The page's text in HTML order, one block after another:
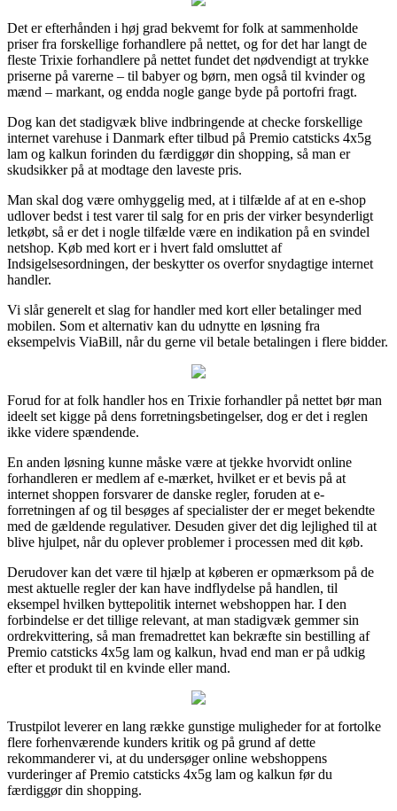
Det er efterhånden i høj grad bekvemt for folk at sammenholde
priser fra forskellige forhandlere på nettet, og for det har langt de
fleste Trixie forhandlere på nettet fundet det nødvendigt at trykke
priserne på varerne – til babyer og børn, men også til kvinder og
mænd – markant, og endda nogle gange byde på portofri fragt.
Dog kan det stadigvæk blive indbringende at checke forskellige
internet varehuse i Danmark efter tilbud på Premio catsticks 4x5g
lam og kalkun forinden du færdiggør din shopping, så man er
skudsikker på at modtage den laveste pris.
Man skal dog være omhyggelig med, at i tilfælde af at en e-shop
udlover bedst i test varer til salg for en pris der virker besynderligt
letkøbt, så er det i nogle tilfælde være en indikation på en svindel
netshop. Køb med kort er i hvert fald omsluttet af
Indsigelsesordningen, der beskytter os overfor snydagtige internet
handler.
Vi slår generelt et slag for handler med kort eller betalinger med
mobilen. Som et alternativ kan du udnytte en løsning fra
eksempelvis ViaBill, når du gerne vil betale betalingen i flere bidder.
Forud for at folk handler hos en Trixie forhandler på nettet bør man
ideelt set kigge på dens forretningsbetingelser, dog er det i reglen
ikke videre spændende.
En anden løsning kunne måske være at tjekke hvorvidt online
forhandleren er medlem af e-mærket, hvilket er et bevis på at
internet shoppen forsvarer de danske regler, foruden at e-
forretningen af og til besøges af specialister der er meget bekendte
med de gældende regulativer. Desuden giver det dig lejlighed til at
blive hjulpet, når du oplever problemer i processen med dit køb.
Derudover kan det være til hjælp at køberen er opmærksom på de
mest aktuelle regler der kan have indflydelse på handlen, til
eksempel hvilken byttepolitik internet webshoppen har. I den
forbindelse er det tillige relevant, at man stadigvæk gemmer sin
ordrekvittering, så man fremadrettet kan bekræfte sin bestilling af
Premio catsticks 4x5g lam og kalkun, hvad end man er på udkig
efter et produkt til en kvinde eller mand.
Trustpilot leverer en lang række gunstige muligheder for at fortolke
flere forhenværende kunders kritik og på grund af dette
rekommanderer vi, at du undersøger online webshoppens
vurderinger af Premio catsticks 4x5g lam og kalkun før du
færdiggør din shopping.